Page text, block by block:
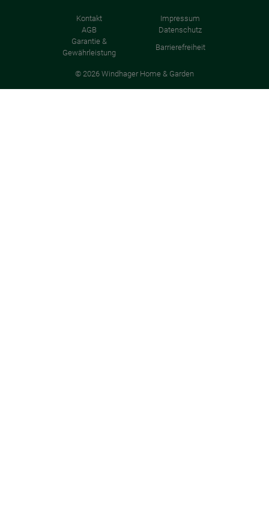
Kontakt
Impressum
AGB
Datenschutz
Garantie &
Gewährleistung
Barrierefreiheit
© 2026 Windhager Home & Garden